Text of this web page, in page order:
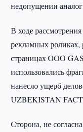
недопущении
В ходе
рекламных
страницах ООО
использовались
нанесло ущерб
UZBEKISTAN
Сторона, не